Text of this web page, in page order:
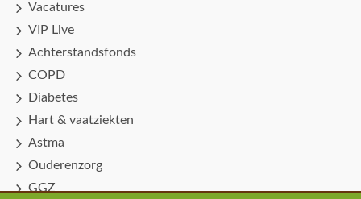
Vacatures
VIP Live
Achterstandsfonds
COPD
Diabetes
Hart & vaatziekten
Astma
Ouderenzorg
GGZ